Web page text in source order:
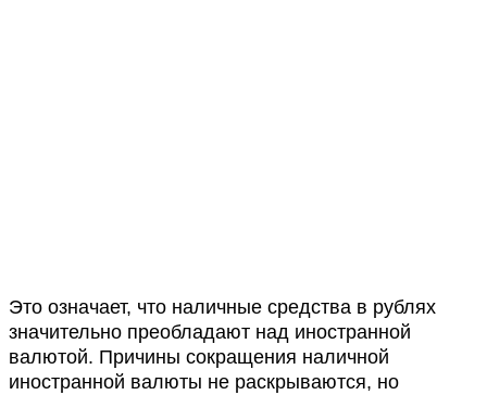
Это означает, что наличные средства в рублях
значительно преобладают над иностранной
валютой. Причины сокращения наличной
иностранной валюты не раскрываются, но